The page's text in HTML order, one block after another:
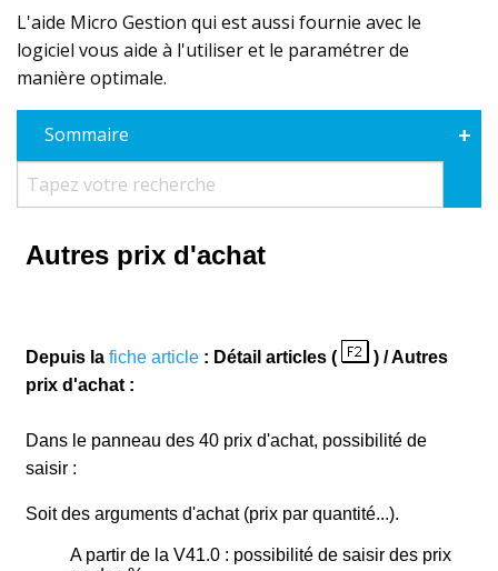
L'aide Micro Gestion qui est aussi fournie avec le
logiciel vous aide à l'utiliser et le paramétrer de
manière optimale.
Sommaire +